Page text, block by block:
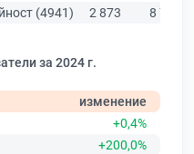
(4941)
2 873 8 756
за 2024 г.
изменение
+0,4%
+200,0%